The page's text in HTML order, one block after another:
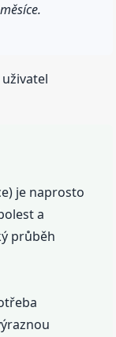
je naprosto
a
průběh